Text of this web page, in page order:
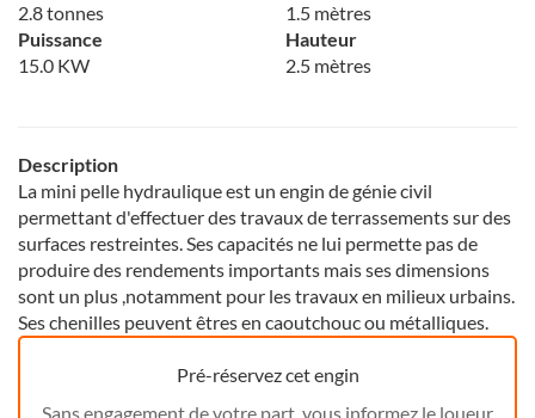
2.8 tonnes
Puissance
15.0 KW
1.5 mètres
Hauteur
2.5 mètres
Description
La mini pelle hydraulique est un engin de génie civil
permettant d'effectuer des travaux de terrassements sur des
surfaces restreintes. Ses capacités ne lui permette pas de
produire des rendements importants mais ses dimensions
sont un plus ,notamment pour les travaux en milieux urbains.
Ses chenilles peuvent êtres en caoutchouc ou métalliques.
Pré-réservez cet engin
Sans engagement de votre part, vous informez le loueur